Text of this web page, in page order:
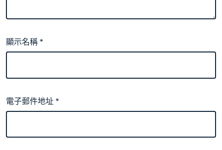
顯示名稱*
電子郵件地址*